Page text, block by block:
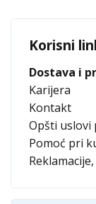
Korisni
Dostava i
Karijera
Kontakt
Opšti uslovi
Pomoć pri